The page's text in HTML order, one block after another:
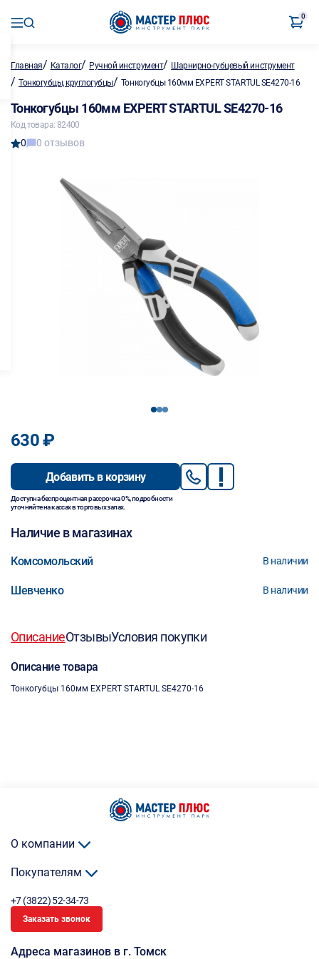
0
Главная/ Каталог/ Ручной инструмент/ Шарнирно-губцевый инструмент
/ Тонкогубцы, круглогубцы/ Тонкогубцы 160мм EXPERT STARTUL SE4270-16
Тонкогубцы 160мм EXPERT STARTUL SE4270-16
Код товара: 82400
0 0 отзывов
123
630 ₽
Добавить в корзину
Доступна беспроцентная рассрочка 0%, подробности
уточняйте на кассах в торговых залах.
Наличие в магазинах
Комсомольский В наличии
Шевченко В наличии
ОписаниеОтзывыУсловия покупки
Описание товара
Тонкогубцы 160мм EXPERT STARTUL SE4270-16
О компании
Покупателям
+7 (3822) 52-34-73
Заказать звонок
Адреса магазинов в г. Томск